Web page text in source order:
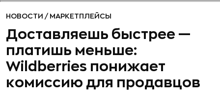
НОВОСТИ / МАРКЕТПЛЕЙСЫ
Доставляешь быстрее —
платишь меньше:
Wildberries понижает
комиссию для продавцов